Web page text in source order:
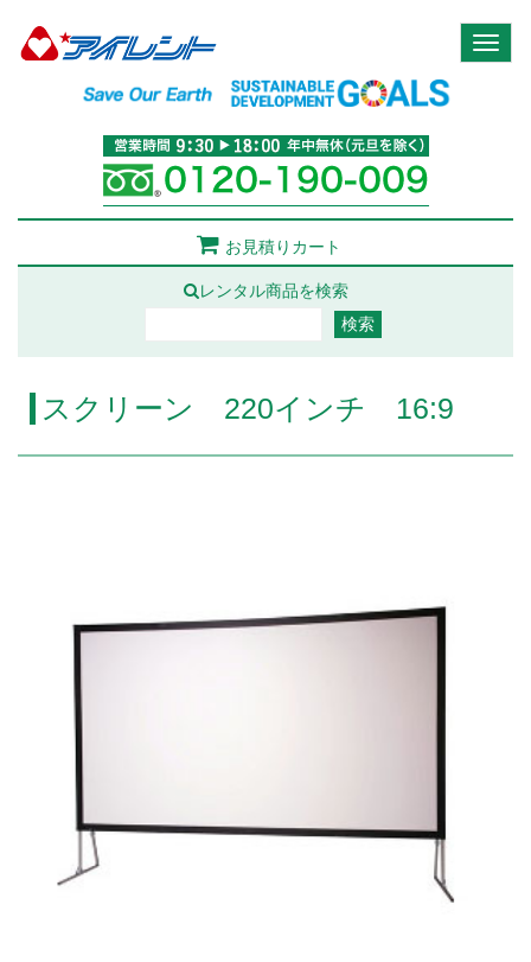
お見積りカート
レンタル商品を検索
スクリーン 220インチ 16:9